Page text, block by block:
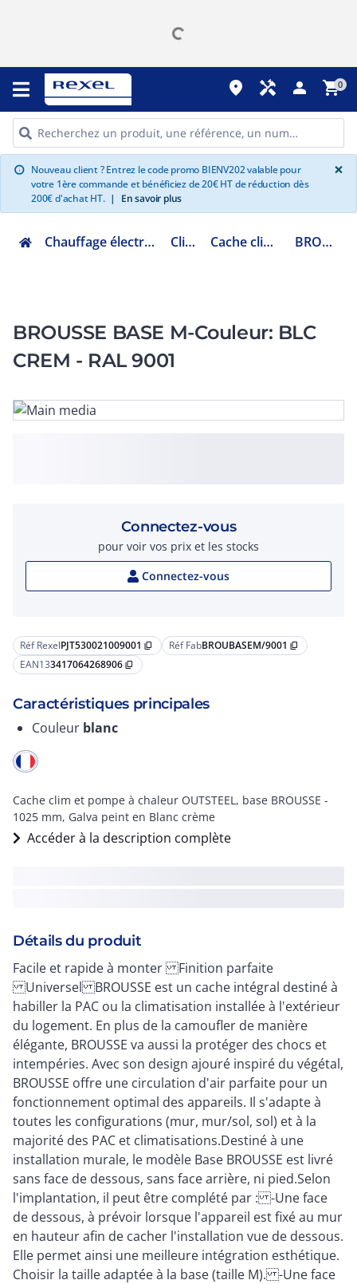
place handyman person shopping_cart0
info Nouveau client ? Entrez le code promo BIENV202 valable pour
votre 1ère commande et bénéficiez de 20€ HT de réduction dès
200€ d'achat HT. | En savoir plus
×
Chauffage électrique climatisation ventilation Climatisation Cache clim et unité extérieure BROUBASEM/9001
BROUSSE BASE M-Couleur: BLC
CREM - RAL 9001
Réf RexelPJT530021009001 content_copy Réf FabBROUBASEM/9001 content_copy
EAN133417064268906 content_copy
Caractéristiques principales
Couleur blanc
Cache clim et pompe à chaleur OUTSTEEL, base BROUSSE -
1025 mm, Galva peint en Blanc crème
Accéder à la description complète
Détails du produit
Facile et rapide à monter Finition parfaite
Universel BROUSSE est un cache intégral destiné à
habiller la PAC ou la climatisation installée à l'extérieur
du logement. En plus de la camoufler de manière
élégante, BROUSSE va aussi la protéger des chocs et
intempéries. Avec son design ajouré inspiré du végétal,
BROUSSE offre une circulation d'air parfaite pour un
fonctionnement optimal des appareils. Il s'adapte à
toutes les configurations (mur, mur/sol, sol) et à la
majorité des PAC et climatisations.Destiné à une
installation murale, le modèle Base BROUSSE est livré
sans face de dessous, sans face arrière, ni pied.Selon
l'implantation, il peut être complété par : -Une face
de dessous, à prévoir lorsque l'appareil est fixé au mur
en hauteur afin de cacher l'installation vue de dessous.
Elle permet ainsi une meilleure intégration esthétique.
Choisir la taille adaptée à la base (taille M). -Une face
Connectez-vous
pour voir vos prix et les stocks
Connectez-vous